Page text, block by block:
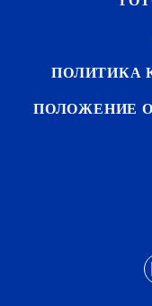
ПОЛИТИКА
ПОЛОЖЕНИЕ